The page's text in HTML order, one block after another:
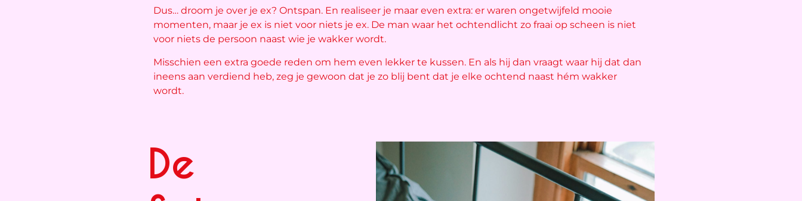
Dus… droom je over je ex? Ontspan. En realiseer je maar even extra: er waren ongetwijfeld mooie
momenten, maar je ex is niet voor niets je ex. De man waar het ochtendlicht zo fraai op scheen is niet
voor niets de persoon naast wie je wakker wordt.
Misschien een extra goede reden om hem even lekker te kussen. En als hij dan vraagt waar hij dat dan
ineens aan verdiend heb, zeg je gewoon dat je zo blij bent dat je elke ochtend naast hém wakker
wordt.
De